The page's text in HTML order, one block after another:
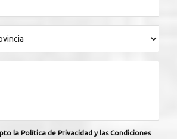
la Política de Privacidad y las Condiciones